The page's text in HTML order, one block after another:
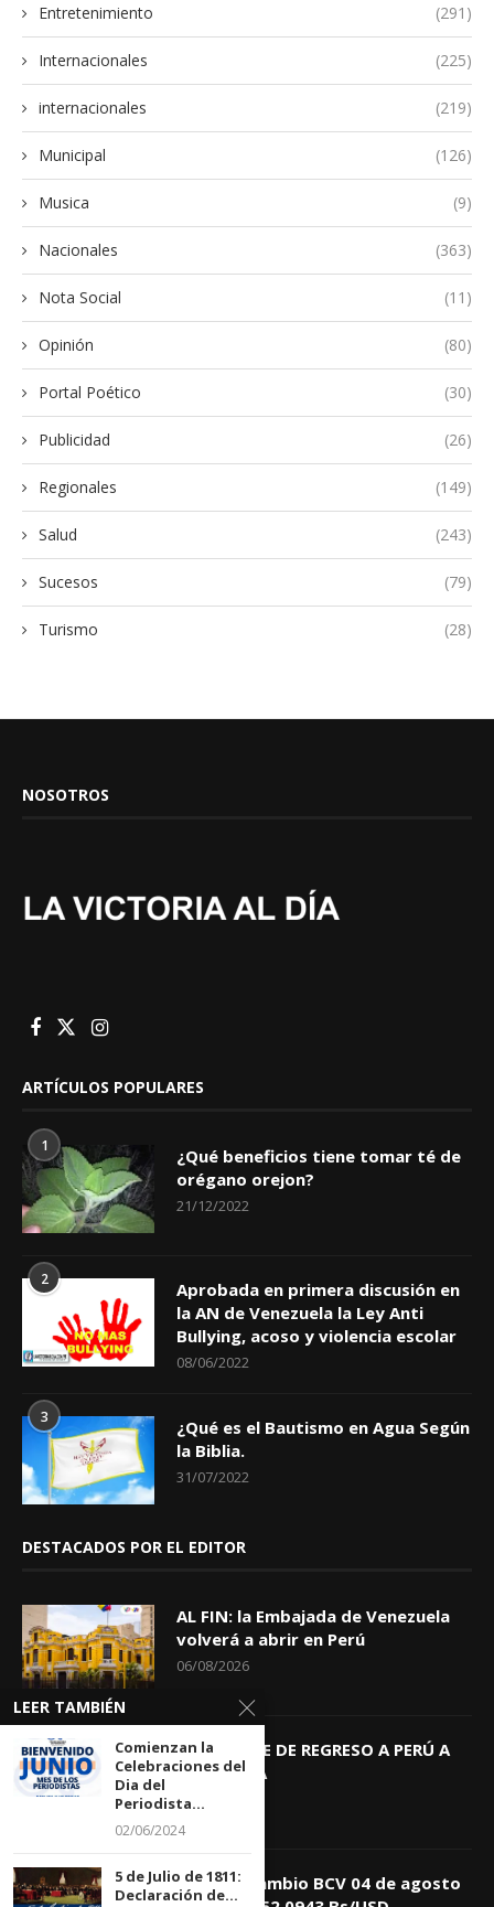
Entretenimiento (291)
Internacionales (225)
internacionales (219)
Municipal (126)
Musica (9)
Nacionales (363)
Nota Social (11)
Opinión (80)
Portal Poético (30)
Publicidad (26)
Regionales (149)
Salud (243)
Sucesos (79)
Turismo (28)
NOSOTROS
ARTÍCULOS POPULARES
1
¿Qué beneficios tiene tomar té de
orégano orejon?
21/12/2022
2
Aprobada en primera discusión en
la AN de Venezuela la Ley Anti
Bullying, acoso y violencia escolar
08/06/2022
3
¿Qué es el Bautismo en Agua Según
la Biblia.
31/07/2022
DESTACADOS POR EL EDITOR
AL FIN: la Embajada de Venezuela
volverá a abrir en Perú
06/08/2026
KEIKO TRAE DE REGRESO A PERÚ A
GIOVANNA
04/08/2026
Tasa de Cambio BCV 04 de agosto
LEER TAMBIÉN
Comienzan la
Celebraciones del
Dia del
Periodista...
02/06/2024
5 de Julio de 1811:
Declaración de...